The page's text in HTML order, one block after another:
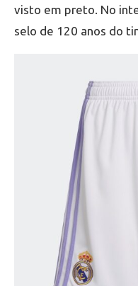
visto em preto. No
selo de 120 anos do